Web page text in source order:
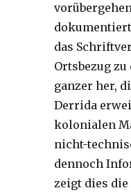
das
Ortsbezug
ganzer her,
Derrida
kolonialen
nicht-
dennoch
zeigt dies